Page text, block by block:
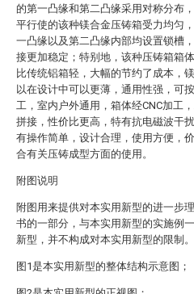
的第一凸缘和第二凸缘采用对称分布
平行使的该种镁合金压铸箱受力均匀
一凸缘以及第二凸缘内部均设置锁槽
接更加稳定；特别地，该种压铸箱箱
比传统铝箱轻，大幅的节约了成本，
以在设计中可以更薄，通用性强，可
工，室内户外通用，箱体经CNC加工
拼接，性价比更高，特有抗电磁波干
有操作简单，设计合理，使用方便，
合有关压铸成型方面的使用。
附图说明
附图用来提供对本实用新型的进一步
书的一部分，与本实用新型的实施例
新型，并不构成对本实用新型的限制
图1是本实用新型的整体结构示意图；